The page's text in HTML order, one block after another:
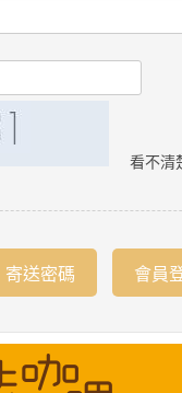
看不清
寄送密碼 會員